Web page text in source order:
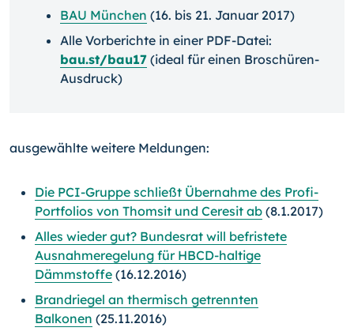
BAU München (16. bis 21. Januar 2017)
Alle Vorberichte in einer PDF-Datei:
bau.st/bau17 (ideal für einen Broschüren-
Ausdruck)
ausgewählte weitere Meldungen:
Die PCI-Gruppe schließt Übernahme des Profi-
Portfolios von Thomsit und Ceresit ab (8.1.2017)
Alles wieder gut? Bundesrat will befristete
Ausnahmeregelung für HBCD-haltige
Dämmstoffe (16.12.2016)
Brandriegel an thermisch getrennten
Balkonen (25.11.2016)